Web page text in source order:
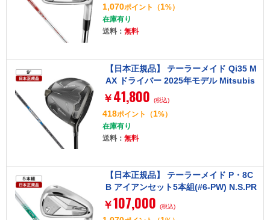
1,070ポイント （1%）
在庫有り
送料： 無料
【日本正規品】 テーラーメイド Qi35 M
AX ドライバー 2025年モデル Mitsubis
hi Diamana Blue TM50-Sフレックス 9.
0°
￥ 41,800 (税込)
418ポイント （1%）
在庫有り
送料： 無料
【日本正規品】 テーラーメイド P・8C
B アイアンセット5本組(#6-PW) N.S.PR
O 950GH NEO (S)
￥107,000 (税込)